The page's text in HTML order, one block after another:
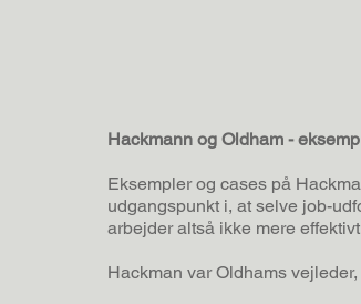
Hackmann og Oldham -
Eksempler og cases på
udgangspunkt i, at selve job-
arbejder altså ikke mere
Hackman var Oldhams